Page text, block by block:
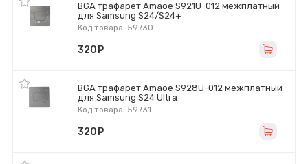
BGA трафарет Amaoe S921U-012 межплатный
для Samsung S24/S24+
Код товара: 59730
320
BGA трафарет Amaoe S928U-012 межплатный
для Samsung S24 Ultra
Код товара: 59731
320